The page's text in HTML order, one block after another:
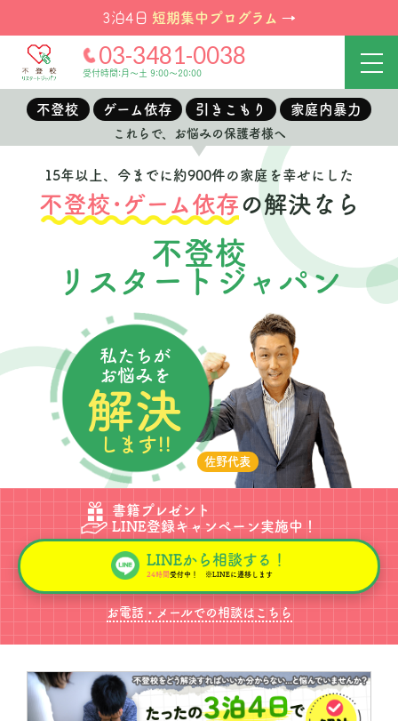
3泊4日 短期集中プログラム →
03-3481-0038
受付時間:月～土 9:00～20:00
不登校 ゲーム依存 引きこもり 家庭内暴力
これらで、お悩みの保護者様へ
15年以上、今までに約900件の家庭を幸せにした
不登校･ゲーム依存の解決なら
不登校
リスタートジャパン
私たちが
お悩みを
解決
します!!
佐野代表
書籍プレゼント
LINE登録キャンペーン実施中！
LINEから相談する！
24時間受付中！ ※LINEに遷移します
お電話・メールでの相談はこちら